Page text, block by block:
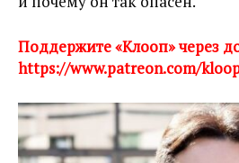
Поддержите «Клооп» через
https://www.patreon.com/